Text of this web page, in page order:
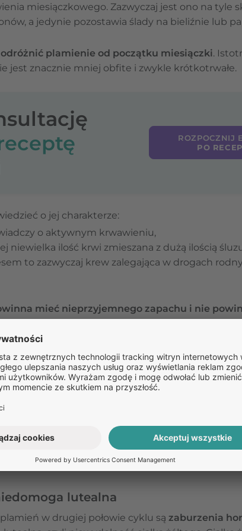
miesiączkowego. Zazwyczaj jest ono na tyle
a jedynie pozostawia ślady na bieliźnie lub
plamienie od początku miesiączki.
jest znacznie mniej obfite i zwykle krótkotrwałe.
ROZPOCZNIJ
PO
o jej charakterze:
o aktywnym krwawieniu,
niewielka ilość krwi zmieszana z dużą ilością
to zazwyczaj krew zalegająca w drogach
mieć nieprzyjemnego zapachu i nie
mogą wskazywać na infekcję. Skąpe
miesiączką, często jest uznawane za
się błony śluzowej macicy (endometrium).
przed okresem
jest wiele i mają one zróżnicowany
w ciele kobiety, po sygnały alarmowe
plamienie, jak często się powtarza i czy
lutealna
w drugiej połowie cyklu są zaburzenia